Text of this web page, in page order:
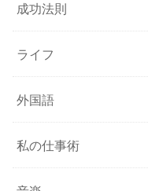
成功法則
ライフ
外国語
私の仕事術